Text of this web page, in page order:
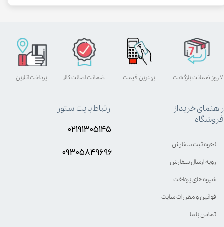
بهترین قیمت پرداخت آنلاین ۷ روز ضمانت بازگشت ضمانت اصالت کالا
راهنمای خرید از
فروشگاه
نحوه ثبت سفارش
رویه ارسال سفارش
شیوه‌های پرداخت
قوانین و مقررات سایت
تماس با ما
ارتباط با پت استور
۰۲۱۹۱۳۰۵۱۴۵
۰۹۳۰۵8۴9696